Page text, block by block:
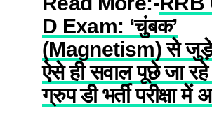
D Exam: ‘चुंबक’
(Magnetism) से
ऐसे ही सवाल पूछे जा
ग्रुप डी भर्ती परीक्षा में